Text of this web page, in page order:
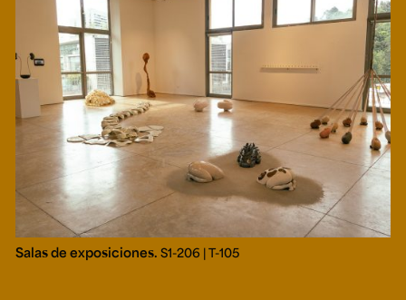
Salas de exposiciones. S1-206 | T-105